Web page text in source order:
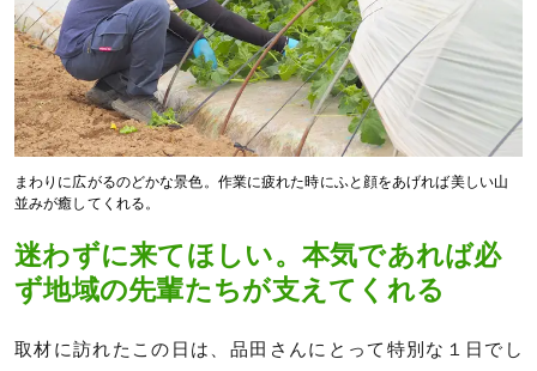
まわりに広がるのどかな景色。作業に疲れた時にふと顔をあげれば美しい山
並みが癒してくれる。
迷わずに来てほしい。本気であれば必
ず地域の先輩たちが支えてくれる
取材に訪れたこの日は、品田さんにとって特別な１日でし